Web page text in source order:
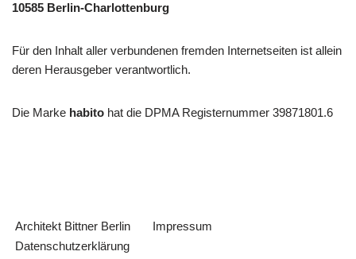
10585 Berlin-Charlottenburg
Für den Inhalt aller verbundenen fremden Internetseiten ist allein
deren Herausgeber verantwortlich.
Die Marke habito hat die DPMA Registernummer 39871801.6
Architekt Bittner Berlin
Impressum
Datenschutzerklärung